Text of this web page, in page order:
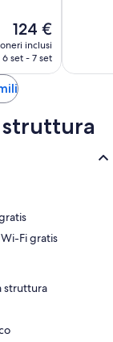
Il
prezzo
attuale
124 €
124 €
inclusi
6 set - 7 set
Fi gratis
struttura